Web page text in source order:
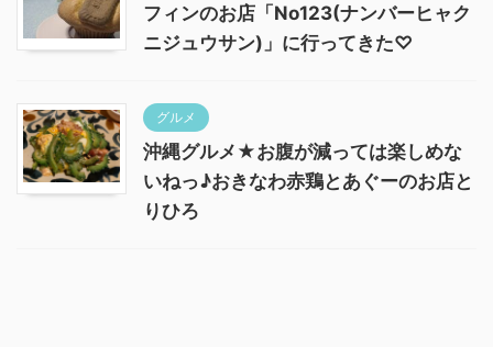
フィンのお店「No123(ナンバーヒャク
ニジュウサン)」に行ってきた♡
グルメ
沖縄グルメ★お腹が減っては楽しめな
いねっ♪おきなわ赤鶏とあぐーのお店と
りひろ